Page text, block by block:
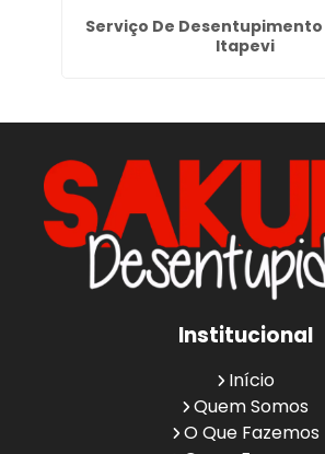
Serviço De
Itapevi
Institucional
Início
Quem Somos
O Que Fazemos